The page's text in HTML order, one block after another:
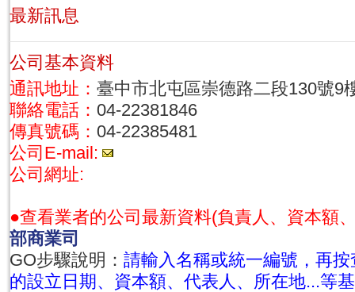
最新訊息
公司基本資料
通訊地址： 臺中市北屯區崇德路二段130號9
聯絡電話： 04-22381846
傳真號碼： 04-22385481
公司E-mail:
公司網址:
●查看業者的公司最新資料(負責人、資本額
部商業司
GO步驟說明： 請輸入名稱或統一編號，再
的設立日期、資本額、代表人、所在地...等